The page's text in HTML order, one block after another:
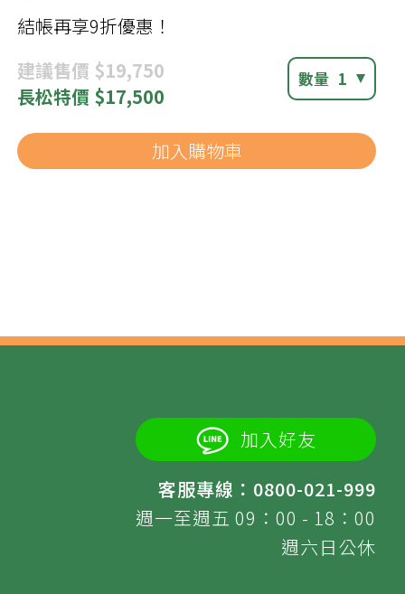
結帳再享9折優惠！
建議售價 $19,750
長松特價 $17,500
數量 1
加入購物車
加入好友
客服專線：0800-021-999
週一至週五 09：00 - 18：00
週六日公休